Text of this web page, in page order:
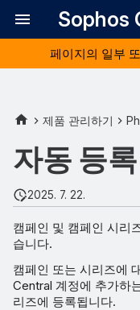
Sophos
페이지의 일부
자동 등록은 어떻게 작
까?
독립 실행형 캠페인
캠페인 시리즈
교육 시리즈
제품 관리하기
자동 등록
2025. 7. 22.
캠페인 및 캠페인 시리
습니다.
캠페인 또는 시리즈에
Central 계정에 추가하
리즈에 등록됩니다.